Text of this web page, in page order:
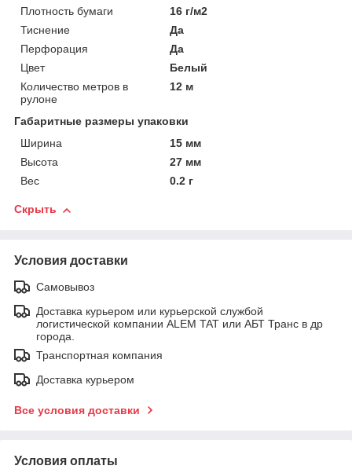
Плотность бумаги
16 г/м2
Тиснение
Да
Перфорация
Да
Цвет
Белый
Количество метров в
рулоне
12 м
Габаритные размеры упаковки
Ширина
15 мм
Высота
27 мм
Вес
0.2 г
Скрыть
Условия доставки
Самовывоз
Доставка курьером или курьерской службой
логистической компании ALEM TAT или АБТ Транс в др
города.
Транспортная компания
Доставка курьером
Все условия доставки
Условия оплаты